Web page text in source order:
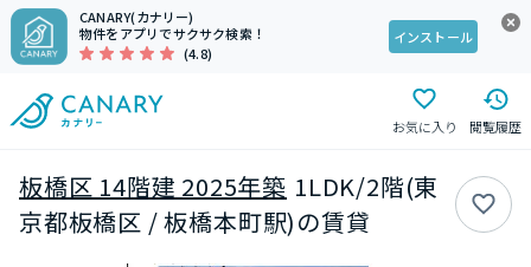
CANARY(カナリー)
物件をアプリでサクサク検索！
(4.8)
インストール
お気に入り 閲覧履歴
板橋区 14階建 2025年築 1LDK/2階(東
京都板橋区 / 板橋本町駅)の賃貸